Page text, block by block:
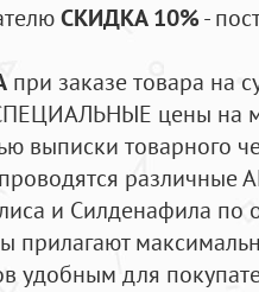
СКИДКА 10%-
при заказе товара на
цены на
выписки товарного
и Силденафила по
удобным для